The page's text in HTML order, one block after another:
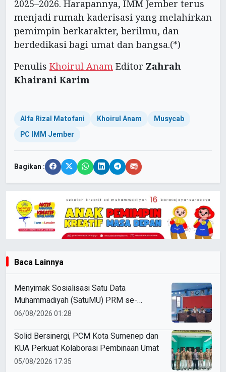
2025–2026. Harapannya, IMM Jember terus
menjadi rumah kaderisasi yang melahirkan
pemimpin berkarakter, berilmu, dan
berdedikasi bagi umat dan bangsa.(*)
Penulis Khoirul Anam Editor Zahrah
Khairani Karim
Alfa Rizal Matofani Khoirul Anam
Musycab
PC IMM Jember
Bagikan :
Baca Lainnya
Menyimak Sosialisasi Satu Data
Muhammadiyah (SatuMU) PRM se-
Cabang Paciran
06/08/2026 01:28
Solid Bersinergi, PCM Kota Sumenep dan
KUA Perkuat Kolaborasi Pembinaan Umat
05/08/2026 17:35